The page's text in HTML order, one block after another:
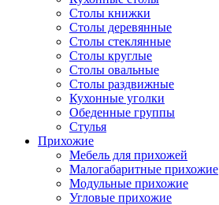
Столы книжки
Столы деревянные
Столы стеклянные
Столы круглые
Столы овальные
Столы раздвижные
Кухонные уголки
Обеденные группы
Стулья
Прихожие
Мебель для прихожей
Малогабаритные прихожие
Модульные прихожие
Угловые прихожие